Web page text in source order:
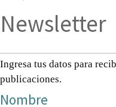
Newsletter
Ingresa tus datos para
publicaciones.
Nombre